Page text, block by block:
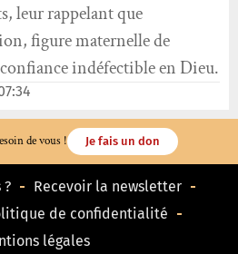
leur rappelant que
figure maternelle de
indéfectible en Dieu.
de vous ! Je fais un don
Recevoir la newsletter
de confidentialité
légales